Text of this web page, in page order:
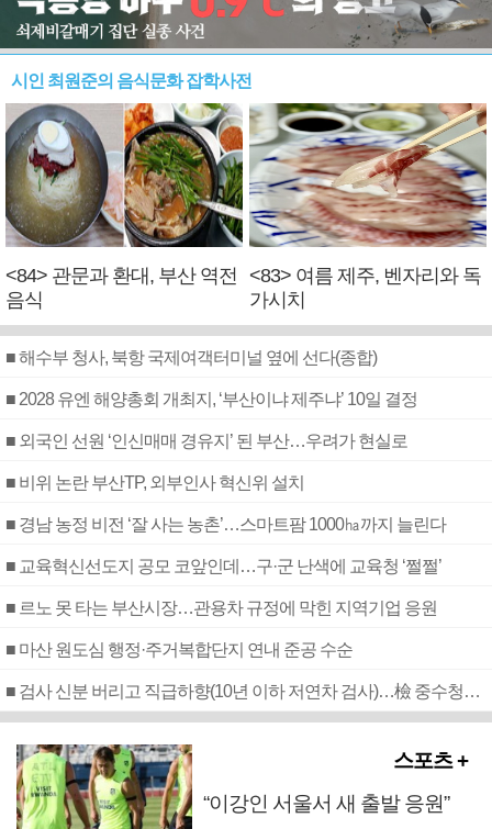
시인 최원준의 음식문화 잡학사전
<84> 관문과 환대, 부산 역전
음식
<83> 여름 제주, 벤자리와 독
가시치
■ 해수부 청사, 북항 국제여객터미널 옆에 선다(종합)
■ 2028 유엔 해양총회 개최지, ‘부산이냐 제주냐’ 10일 결정
■ 외국인 선원 ‘인신매매 경유지’ 된 부산…우려가 현실로
■ 비위 논란 부산TP, 외부인사 혁신위 설치
■ 경남 농정 비전 ‘잘 사는 농촌’…스마트팜 1000㏊까지 늘린다
■ 교육혁신선도지 공모 코앞인데…구·군 난색에 교육청 ‘쩔쩔’
■ 르노 못 타는 부산시장…관용차 규정에 막힌 지역기업 응원
■ 마산 원도심 행정·주거복합단지 연내 준공 수순
■ 검사 신분 버리고 직급하향(10년 이하 저연차 검사)…檢 중수청행 기피
스포츠 +
“이강인 서울서 새 출발 응원”